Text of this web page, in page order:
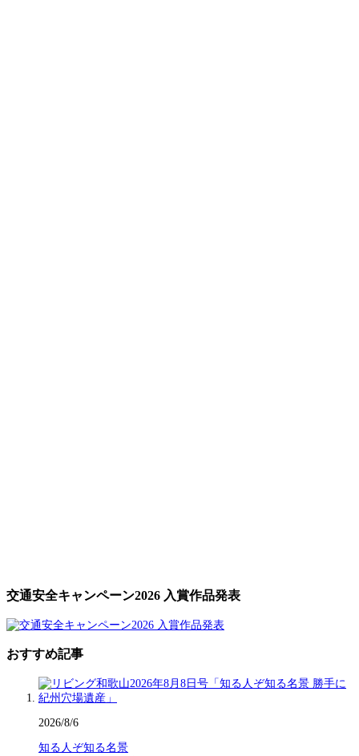
交通安全キャンペーン2026 入賞作品発表
おすすめ記事
2026/8/6
知る人ぞ知る名景